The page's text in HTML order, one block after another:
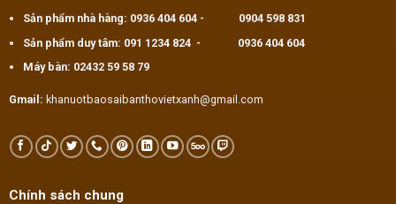
Sản phẩm nhà hàng: 0936 404 604- 0904 598 831
Sản phẩm duy tâm: 091 1234 824 -
0936 404 604
Máy bàn: 02432 59 58 79
Gmail: khanuotbaosaibanthovietxanh@gmail.com
Chính sách chung